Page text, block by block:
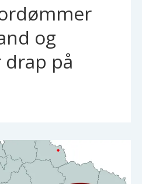
og
på